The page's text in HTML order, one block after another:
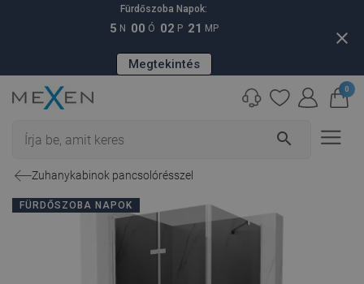
Fürdőszoba Napok:
5 N 00 Ó 02 P 20 MP
Megtekintés
close
search
0
Zuhanykabinok pancsolórésszel
FÜRDŐSZOBA NAPOK